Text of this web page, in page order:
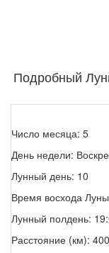
Подробный
Число месяца: 5
День недели:
Лунный день: 10
Время восхода
Лунный полдень:
Расстояние (км):